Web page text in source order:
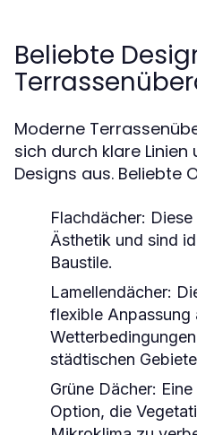
Beliebte
Moderne
sich durch klare
Designs aus. Beliebte
Flachdächer:
Ästhetik und sind
Baustile.
Lamellendächer:
flexible Anpassung
städtischen
Grüne Dächer:
Option, die